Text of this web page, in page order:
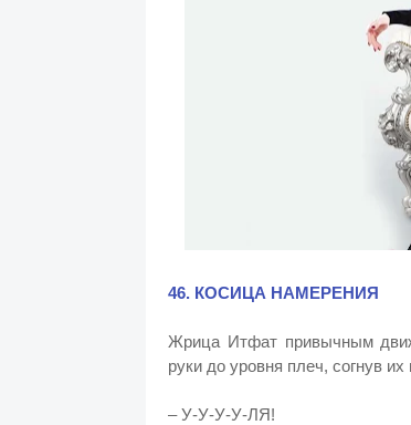
46. КОСИЦА НАМЕРЕНИЯ
Жрица Итфат привычным
руки до уровня плеч, согнув
– У-У-У-У-ЛЯ!